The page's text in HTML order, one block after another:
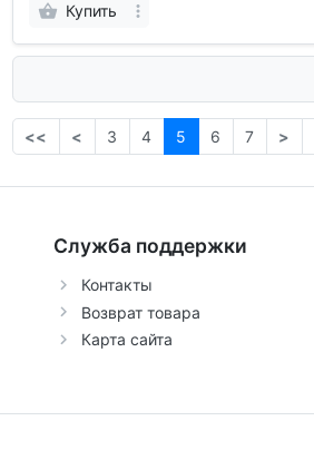
Купить
<< < 3 4 5 6 7 >
Служба поддержки
Контакты
Возврат товара
Карта сайта